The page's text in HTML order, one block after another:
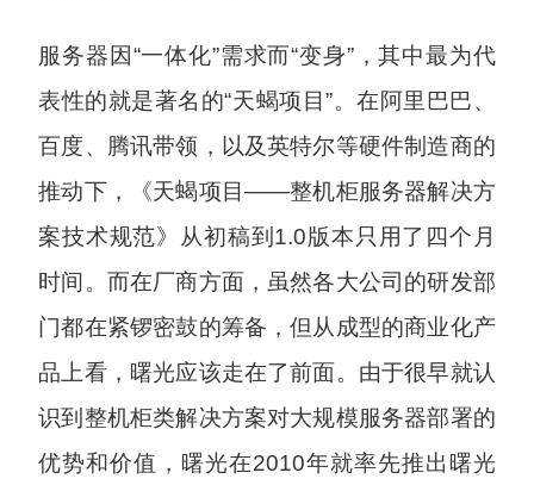
服务器因“一体化”需求而“变身”，其中最为代
表性的就是著名的“天蝎项目”。在阿里巴巴、
百度、腾讯带领，以及英特尔等硬件制造商的
推动下，《天蝎项目——整机柜服务器解决方
案技术规范》从初稿到1.0版本只用了四个月
时间。而在厂商方面，虽然各大公司的研发部
门都在紧锣密鼓的筹备，但从成型的商业化产
品上看，曙光应该走在了前面。由于很早就认
识到整机柜类解决方案对大规模服务器部署的
优势和价值，曙光在2010年就率先推出曙光